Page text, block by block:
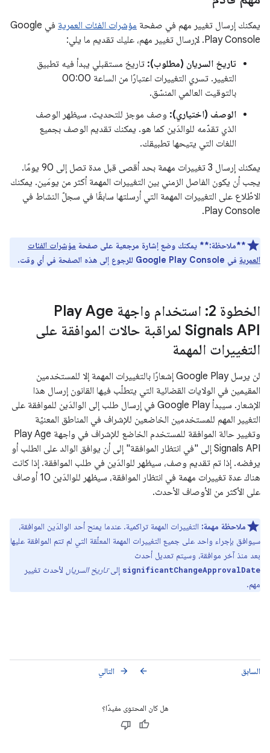
يمكنك إرسال تغيير مهم في صفحة مؤشرات الفئات العمرية
في Google
Play Console. لإرسال تغيير مهم، عليك تقديم ما يلي:
تاريخ السريان (مطلوب): تاريخ مستقبلي يبدأ فيه تطبيق
التغيير. تسري التغييرات اعتبارًا من الساعة 00:00
بالتوقيت العالمي المنسّق.
الوصف (اختياري): وصف موجز للتحديث. سيظهر الوصف
الذي تقدّمه للوالدَين كما هو. يمكنك تقديم الوصف بجميع
اللغات التي يتيحها تطبيقك.
يمكنك إرسال 3 تغييرات مهمة بحد أقصى قبل مدة تصل إلى 90 يومًا.
يجب أن يكون الفاصل الزمني بين التغييرات المهمة أكثر من يومَين. يمكنك
الاطّلاع على التغييرات المهمة التي أرسلتها سابقًا في سجلّ النشاط في
Play Console.
**ملاحظة:** يمكنك وضع إشارة مرجعية على صفحة مؤشرات الفئات
العمرية في Google Play Console للرجوع إلى هذه الصفحة في أي وقت.
الخطوة 2: استخدام واجهة Play Age
Signals API لمراقبة حالات الموافقة على
التغييرات المهمة
لن يرسل Google Play إشعارًا بالتغييرات المهمة إلا للمستخدمين
المقيمين في الولايات القضائية التي يتطلّب فيها القانون إرسال هذا
الإشعار. سيبدأ Google Play في إرسال طلب إلى الوالدَين للموافقة على
التغيير المهم للمستخدمين الخاضعين للإشراف في المناطق المعنيّة
وتغيير حالة الموافقة للمستخدم الخاضع للإشراف في واجهة Play Age
Signals API إلى "في انتظار الموافقة" إلى أن يوافق الوالد على الطلب أو
يرفضه. إذا تم تقديم وصف، سيظهر للوالدَين في طلب الموافقة. إذا كانت
هناك عدة تغييرات مهمة في انتظار الموافقة، سيظهر للوالدَين 10 أوصاف
على الأكثر من الأوصاف الأحدث.
ملاحظة مهمة: التغييرات المهمة تراكمية. عندما يمنح أحد الوالدَين الموافقة،
سيوافق بإجراء واحد على جميع التغييرات المهمة المعلّقة التي لم تتم الموافقة عليها
بعد منذ آخر موافقة، وسيتم تعديل أحدث
significantChangeApprovalDate إلىتاريخ السريان لأحدث تغيير
مهم.
السابق arrow_back التالي arrow_forward
هل كان المحتوى مفيدًا؟